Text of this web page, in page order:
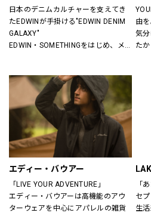
日本のデニムカルチャーを支えてき
たEDWINが手掛ける"EDWIN DENIM
GALAXY"
EDWIN・SOMETHINGをはじめ、メ
レンドアイテムまで豊富なランナッ
プを取り揃えます。
由
気
た
い
は
エディー・バウアー
「LIVE YOUR ADVENTURE」
エディー・バウアーは高機能のアウ
ターウェアを中心にアパレルの雑貨
「
セ
生